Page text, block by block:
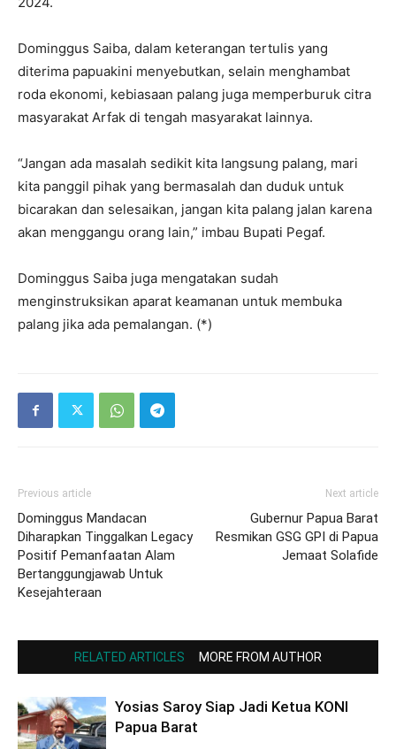
Dominggus Saiba, dalam keterangan tertulis yang
diterima papuakini menyebutkan, selain menghambat
roda ekonomi, kebiasaan palang juga memperburuk citra
masyarakat Arfak di tengah masyarakat lainnya.
“Jangan ada masalah sedikit kita langsung palang, mari
kita panggil pihak yang bermasalah dan duduk untuk
bicarakan dan selesaikan, jangan kita palang jalan karena
akan menggangu orang lain,” imbau Bupati Pegaf.
Dominggus Saiba juga mengatakan sudah
menginstruksikan aparat keamanan untuk membuka
palang jika ada pemalangan. (*)
Previous article
Dominggus Mandacan
Diharapkan Tinggalkan Legacy
Positif Pemanfaatan Alam
Bertanggungjawab Untuk
Kesejahteraan
Next article
Gubernur Papua Barat
Resmikan GSG GPI di Papua
Jemaat Solafide
RELATED ARTICLES MORE FROM AUTHOR
Yosias Saroy Siap Jadi Ketua KONI
Papua Barat